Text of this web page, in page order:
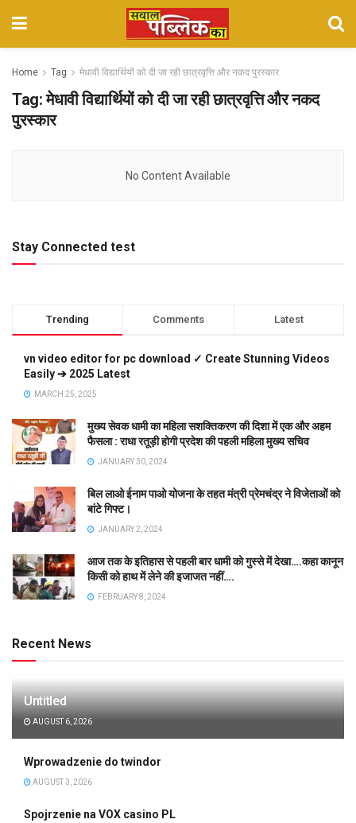
Home Tag मेधावी विद्यार्थियों को दी जा रही छात्रवृत्ति और नकद पुरस्कार
Tag:मेधावी विद्यार्थियों को दी जा रही छात्रवृत्ति और नकद
पुरस्कार
No Content Available
Stay Connected test
Trending Comments Latest
vn video editor for pc download ✓ Create Stunning Videos
Easily ➔ 2025 Latest
MARCH 25, 2025
मुख्य सेवक धामी का महिला सशक्तिकरण की दिशा में एक और अहम
फैसला : राधा रतूड़ी होगी प्रदेश की पहली महिला मुख्य सचिव
JANUARY 30, 2024
बिल लाओ ईनाम पाओ योजना के तहत मंत्री प्रेमचंद्र ने विजेताओं को
बांटे गिफ्ट।
JANUARY 2, 2024
आज तक के इतिहास से पहली बार धामी को गुस्से में देखा….कहा कानून
किसी को हाथ में लेने की इजाजत नहीं….
FEBRUARY 8, 2024
Recent News
Untitled
AUGUST 6, 2026
Wprowadzenie do twindor
AUGUST 3, 2026
Spojrzenie na VOX casino PL